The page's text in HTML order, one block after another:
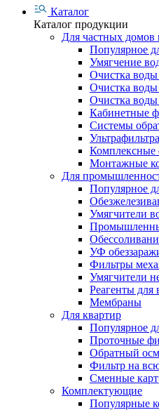
Каталог
Каталог продукции
Для частных домов
Популярное
Умягчение
Очистка воды
Очистка воды
Очистка воды
Кабинетные
Системы
Комплексные
Монтажные
Для
Популярное
Умягчители
УФ
Фильтры
Умягчители
Реагенты для
Мембраны
Для квартир
Популярное
Проточные
Обратный
Фильтр на
Сменные
Комплектующие
Популярные